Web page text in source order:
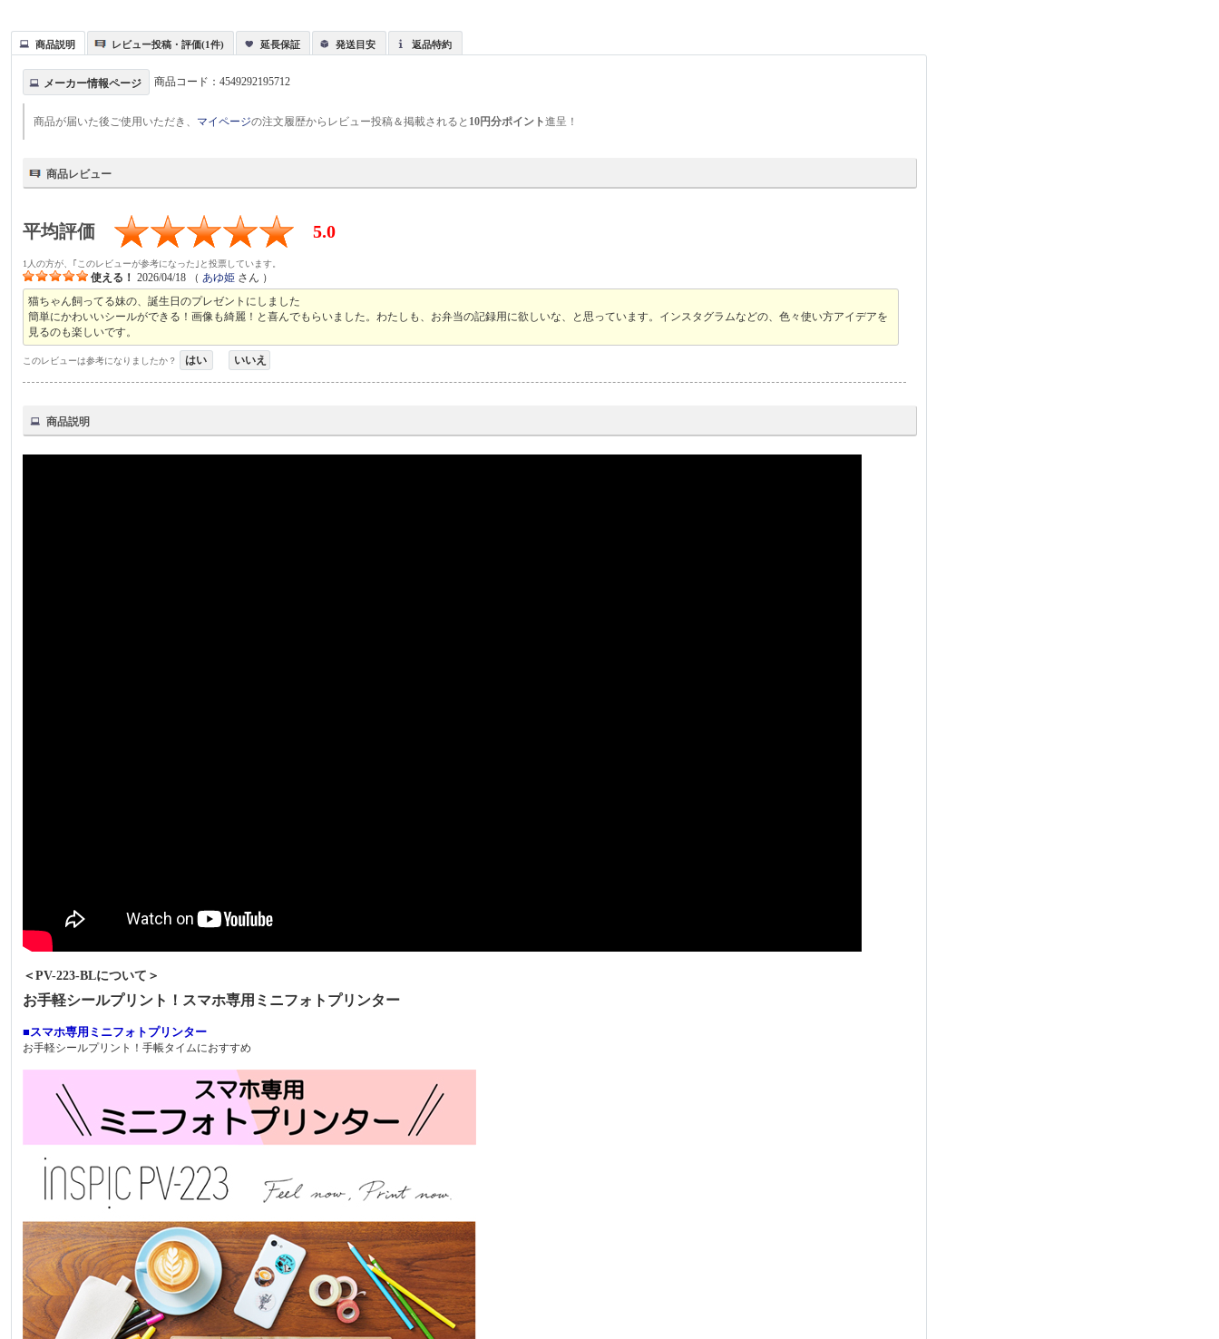
商品説明 レビュー投稿・評価(1件) 延長保証 発送目安 返品特約
メーカー情報ページ 商品コード：4549292195712
商品が届いた後ご使用いただき、 マイページの注文履歴からレビュー投稿＆掲載されると 10円分ポイント進呈！
商品レビュー
平均評価 5.0
1人の方が、｢このレビューが参考になった｣と投票しています。
使える！ 2026/04/18 （あゆ姫 さん ）
猫ちゃん飼ってる妹の、誕生日のプレゼントにしました
簡単にかわいいシールができる！画像も綺麗！と喜んでもらいました。わたしも、お弁当の記録用に欲しいな、と思っています。インスタグラムなどの、色々使い方アイデアを
見るのも楽しいです。
このレビューは参考になりましたか？ はい いいえ
商品説明
＜PV-223-BLについて＞
お手軽シールプリント！スマホ専用ミニフォトプリンター
■スマホ専用ミニフォトプリンター
お手軽シールプリント！手帳タイムにおすすめ